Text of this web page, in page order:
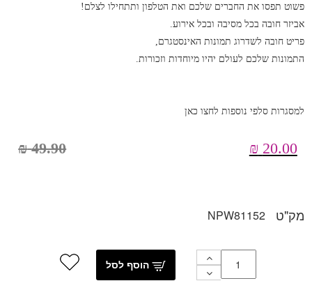
פשוט תפסו את החברים שלכם ואת הטלפון ותתחילו לצלם!
אביזר חובה בכל מסיבה ובכל אירוע.
פריט חובה לשדרוג תמונות האינסטגרם,
התמונות שלכם לעולם יהיו מיוחדות וזכורות.
למסגרות סלפי נוספות לחצו כאן
20.00
₪
49.90
₪
מק"ט NPW81152